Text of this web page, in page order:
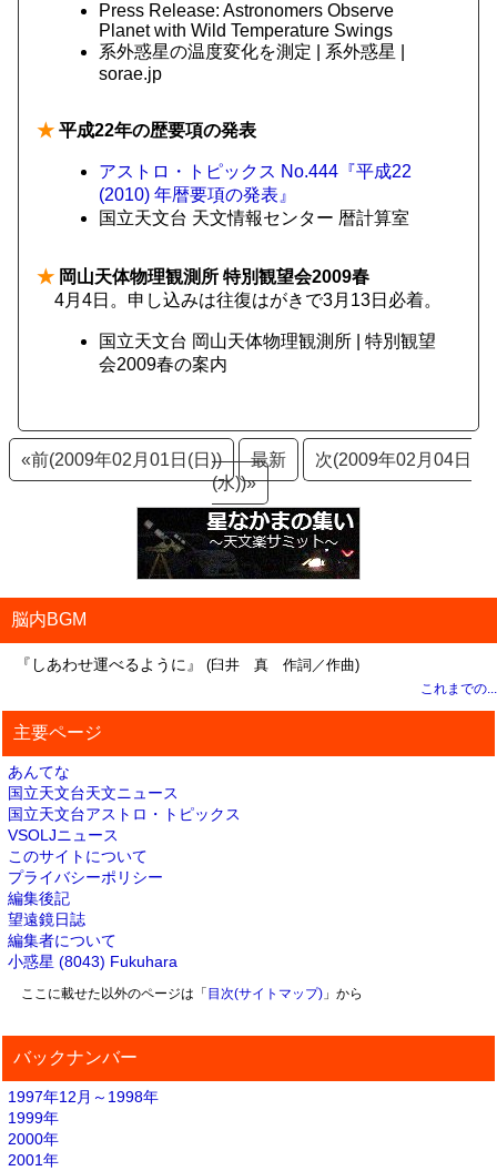
Press Release: Astronomers Observe
Planet with Wild Temperature Swings
系外惑星の温度変化を測定 | 系外惑星 |
sorae.jp
★ 平成22年の歴要項の発表
アストロ・トピックス No.444『平成22
(2010) 年暦要項の発表』
国立天文台 天文情報センター 暦計算室
★ 岡山天体物理観測所 特別観望会2009春
4月4日。申し込みは往復はがきで3月13日必着。
国立天文台 岡山天体物理観測所 | 特別観望
会2009春の案内
«前(2009年02月01日(日)) 最新
次(2009年02月04日
(水))»
脳内BGM
『しあわせ運べるように』 (臼井 真 作詞／作曲)
これまでの...
主要ページ
あんてな
国立天文台天文ニュース
国立天文台アストロ・トピックス
VSOLJニュース
このサイトについて
プライバシーポリシー
編集後記
望遠鏡日誌
編集者について
小惑星 (8043) Fukuhara
ここに載せた以外のページは「 目次(サイトマップ)」から
バックナンバー
1997年12月～1998年
1999年
2000年
2001年